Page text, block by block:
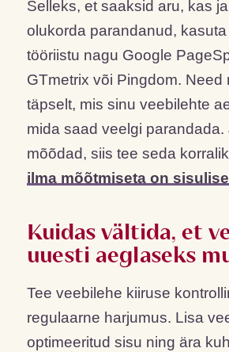
Selleks, et saaksid aru, kas
olukorda parandanud,
tööriistu nagu Google
GTmetrix või Pingdom. Need
täpselt, mis sinu veebilehte
mida saad veelgi parandada.
mõõdad, siis tee seda
ilma mõõtmiseta on
Kuidas vältida, et
uuesti aeglaseks
Tee veebilehe kiiruse
regulaarne harjumus. Lisa
optimeeritud sisu ning ära